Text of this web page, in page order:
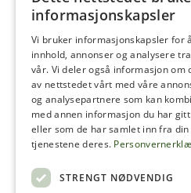
informasjonskapsler
Vi bruker informasjonskapsler for
innhold, annonser og analysere
vår. Vi deler også informasjon om
av nettstedet vårt med våre
og analysepartnere som kan
med annen informasjon du har
eller som de har samlet inn fra
tjenestene deres.
STRENGT NØDVENDIG